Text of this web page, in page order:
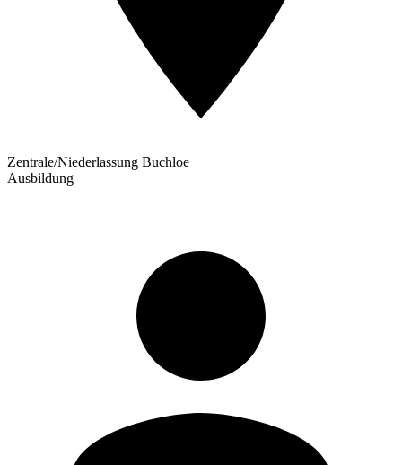
Zentrale/Niederlassung Buchloe
Ausbildung